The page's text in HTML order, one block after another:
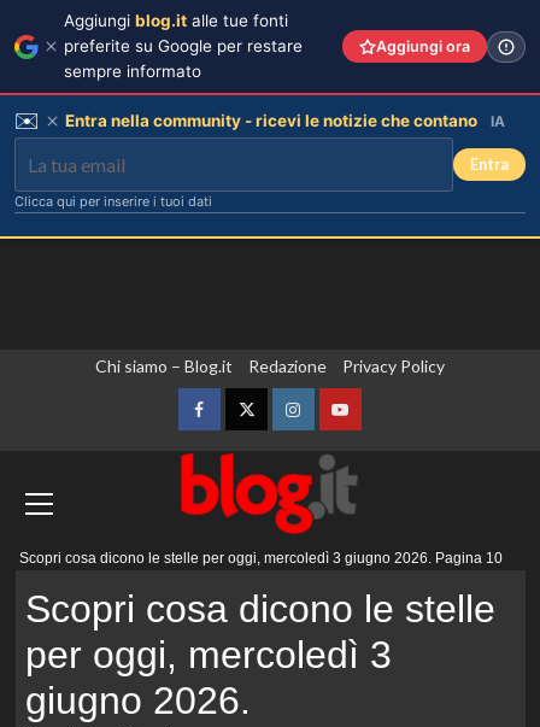
Chi siamo – Blog.it Redazione Privacy Policy
FacebookTwitterInstagramYouTube
Scopri cosa dicono le stelle per oggi, mercoledì 3 giugno 2026. Pagina 10
Scopri cosa dicono le stelle
per oggi, mercoledì 3
giugno 2026.
Aggiungi blog.it alle tue fonti
preferite su Google per restare
sempre informato
Aggiungi ora
✉️ Entra nella community - ricevi le notizie che contano IA
Entra
Clicca qui per inserire i tuoi dati